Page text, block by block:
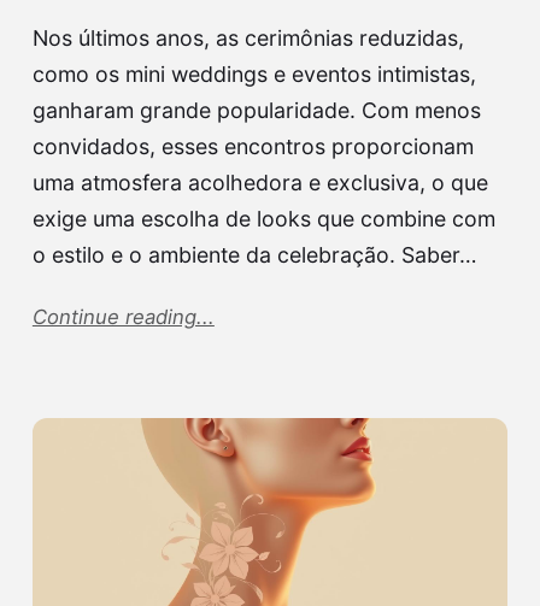
Nos últimos anos, as cerimônias reduzidas,
como os mini weddings e eventos intimistas,
ganharam grande popularidade. Com menos
convidados, esses encontros proporcionam
uma atmosfera acolhedora e exclusiva, o que
exige uma escolha de looks que combine com
o estilo e o ambiente da celebração. Saber…
Continue reading...